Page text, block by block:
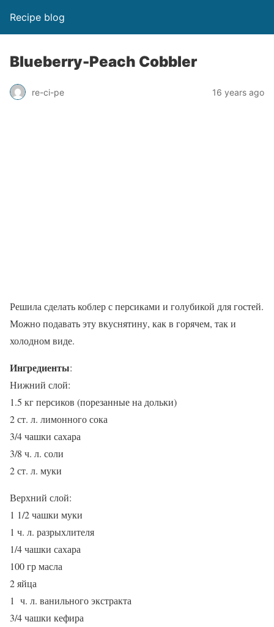
Recipe blog
Blueberry-Peach Cobbler
re-ci-pe 16 years ago
Решила сделать коблер с персиками и голубикой для гостей.
Можно подавать эту вкуснятину, как в горячем, так и
холодном виде.
Ингредиенты:
Нижний слой:
1.5 кг персиков (порезанные на дольки)
2 ст. л. лимонного сока
3/4 чашки сахара
3/8 ч. л. соли
2 ст. л. муки
Верхний слой:
1 1/2 чашки муки
1 ч. л. разрыхлителя
1/4 чашки сахара
100 гр масла
2 яйца
1 ч. л. ванильного экстракта
3/4 чашки кефира